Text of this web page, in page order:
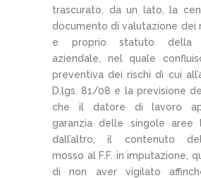
trascurato, da un lato, la
documento di valutazione dei
e proprio statuto della
aziendale, nel quale
preventiva dei rischi di cui
D.lgs. 81/08 e la previsione
che il datore di lavoro
garanzia delle singole aree
dall’altro, il contenuto
mosso al F.F. in imputazione,
di non aver vigilato